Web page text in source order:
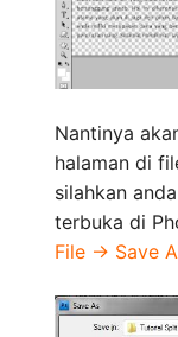
Nantinya
halaman di
silahkan
terbuka di
File -> Save